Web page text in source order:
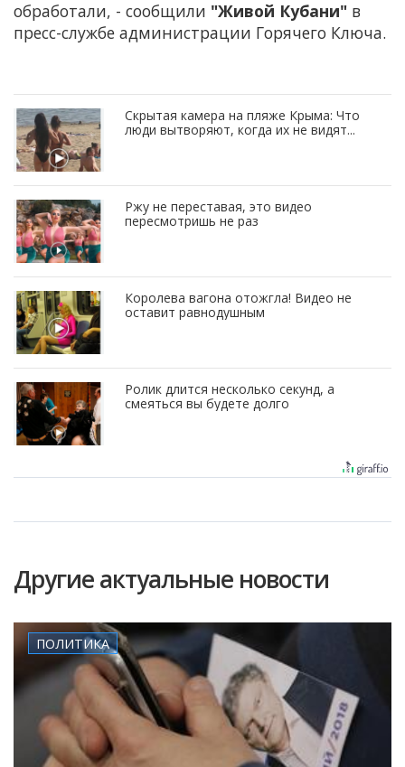
обработали, - сообщили "Живой Кубани" в
пресс-службе администрации Горячего Ключа.
Скрытая камера на пляже Крыма: Что
люди вытворяют, когда их не видят...
Ржу не переставая, это видео
пересмотришь не раз
Королева вагона отожгла! Видео не
оставит равнодушным
Ролик длится несколько секунд, а
смеяться вы будете долго
Другие актуальные новости
ПОЛИТИКА